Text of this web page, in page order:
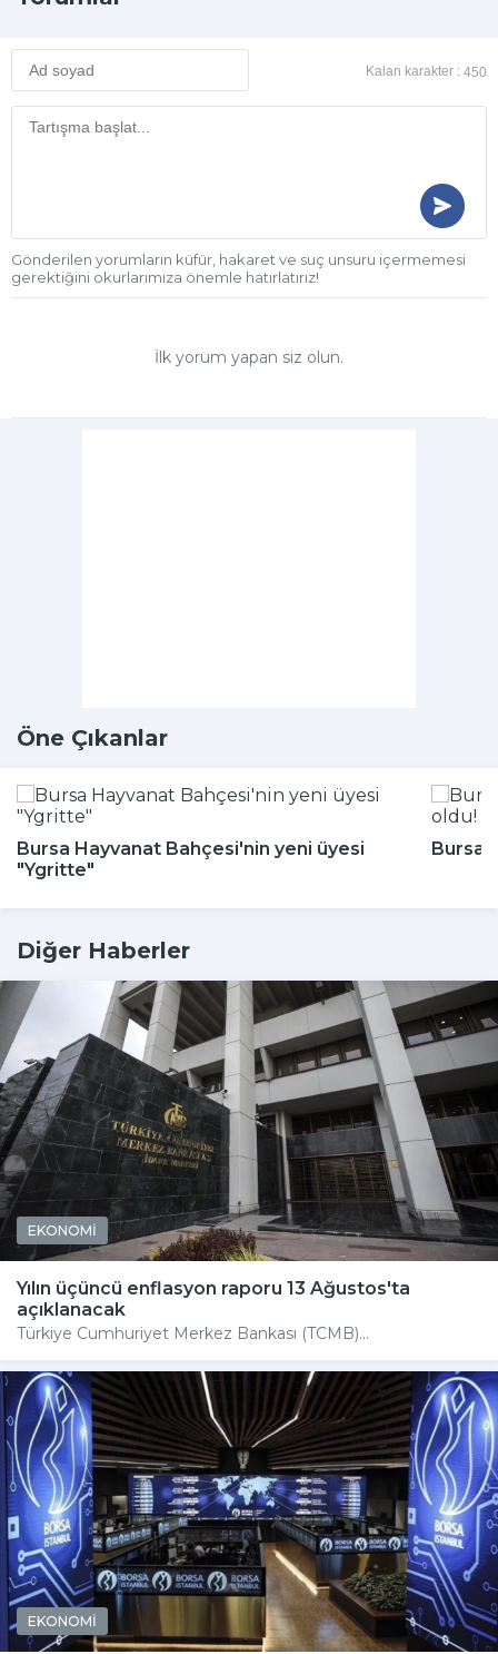
Kalan karakter : 450
Gönderilen yorumların küfür, hakaret ve suç unsuru içermemesi
gerektiğini okurlarımıza önemle hatırlatırız!
İlk yorum yapan siz olun.
Öne Çıkanlar
Bursa Hayvanat Bahçesi'nin yeni üyesi
"Ygritte"
Diğer Haberler
EKONOMİ
Yılın üçüncü enflasyon raporu 13 Ağustos'ta
açıklanacak
Türkiye Cumhuriyet Merkez Bankası (TCMB)...
EKONOMİ